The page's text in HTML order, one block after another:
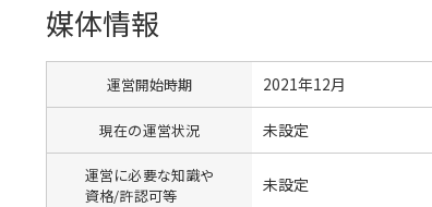
媒体情報
運営開始時期 2021年12月
現在の運営状況 未設定
運営に必要な知識や
資格/許認可等
未設定